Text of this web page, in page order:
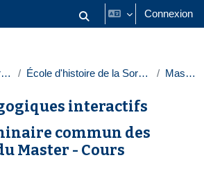
Activer/désactiver la saisie
Connexion
Paris 1 École d'histoire de la Sorbonne Masters
interactifs
commun des
Master - Cours